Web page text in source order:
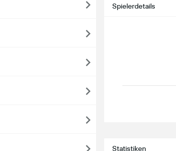
Spielerdetails
Statistiken